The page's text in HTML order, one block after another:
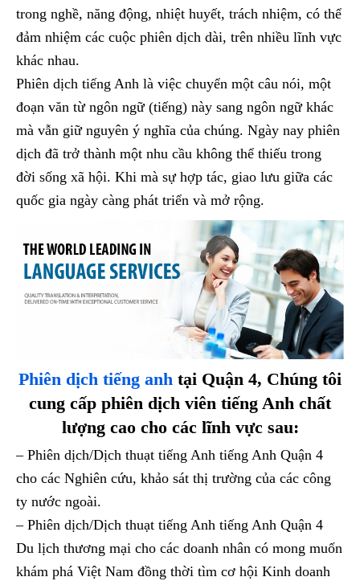
trong nghề, năng động, nhiệt huyết, trách nhiệm, có thể
đảm nhiệm các cuộc phiên dịch dài, trên nhiều lĩnh vực
khác nhau.
Phiên dịch tiếng Anh là việc chuyển một câu nói, một
đoạn văn từ ngôn ngữ (tiếng) này sang ngôn ngữ khác
mà vẫn giữ nguyên ý nghĩa của chúng. Ngày nay phiên
dịch đã trở thành một nhu cầu không thể thiếu trong
đời sống xã hội. Khi mà sự hợp tác, giao lưu giữa các
quốc gia ngày càng phát triển và mở rộng.
Phiên dịch tiếng anh tại Quận 4, Chúng tôi
cung cấp phiên dịch viên tiếng Anh chất
lượng cao cho các lĩnh vực sau:
– Phiên dịch/Dịch thuạt tiếng Anh tiếng Anh Quận 4
cho các Nghiên cứu, khảo sát thị trường của các công
ty nước ngoài.
– Phiên dịch/Dịch thuạt tiếng Anh tiếng Anh Quận 4
Du lịch thương mại cho các doanh nhân có mong muốn
khám phá Việt Nam đồng thời tìm cơ hội Kinh doanh